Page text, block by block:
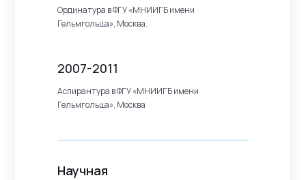
Научная
Ординатура в ФГУ «МНИИГБ имени
Гельмгольца», Москва.
2007-2011
Аспирантура в ФГУ «МНИИГБ имени
Гельмгольца», Москва